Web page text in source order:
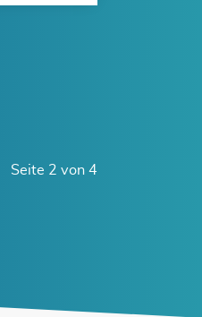
Seite 2 von 4